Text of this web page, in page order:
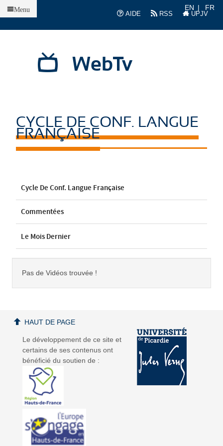
AIDE
RSS UPJV
EN FR
WebTv
Menu
CYCLE DE CONF. LANGUE
FRANÇAISE
Cycle De Conf. Langue Française
Commentées
Le Mois Dernier
Pas de Vidéos trouvée !
Le développement de ce site et
certains de ses contenus ont
bénéficié du soutien de :
HAUT DE PAGE